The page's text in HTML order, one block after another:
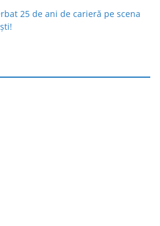
25 de ani de carieră pe scena